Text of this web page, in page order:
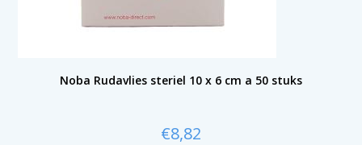
Noba Rudavlies steriel 10 x 6 cm a 50 stuks
€8,82